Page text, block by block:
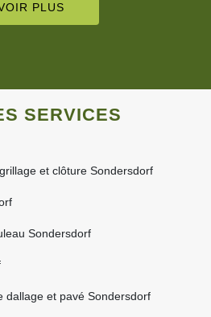
PLUS
SERVICES
et clôture Sondersdorf
Sondersdorf
dallage et pavé Sondersdorf